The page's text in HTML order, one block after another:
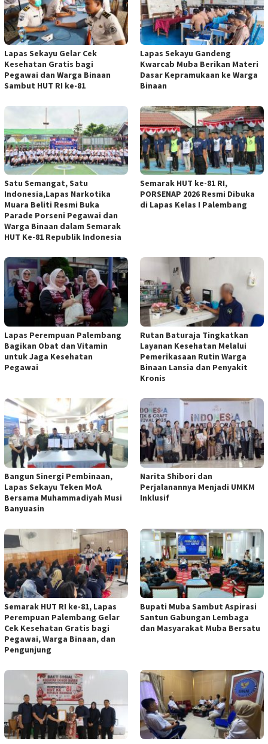
Lapas Sekayu Gelar Cek
Kesehatan Gratis bagi
Pegawai dan Warga Binaan
Sambut HUT RI ke-81
Lapas Sekayu Gandeng
Kwarcab Muba Berikan Materi
Dasar Kepramukaan ke Warga
Binaan
Satu Semangat, Satu
Indonesia,Lapas Narkotika
Muara Beliti Resmi Buka
Parade Porseni Pegawai dan
Warga Binaan dalam Semarak
HUT Ke-81 Republik Indonesia
Semarak HUT ke-81 RI,
PORSENAP 2026 Resmi Dibuka
di Lapas Kelas I Palembang
Lapas Perempuan Palembang
Bagikan Obat dan Vitamin
untuk Jaga Kesehatan
Pegawai
Rutan Baturaja Tingkatkan
Layanan Kesehatan Melalui
Pemerikasaan Rutin Warga
Binaan Lansia dan Penyakit
Kronis
Bangun Sinergi Pembinaan,
Lapas Sekayu Teken MoA
Bersama Muhammadiyah Musi
Banyuasin
Narita Shibori dan
Perjalanannya Menjadi UMKM
Inklusif
Semarak HUT RI ke-81, Lapas
Perempuan Palembang Gelar
Cek Kesehatan Gratis bagi
Pegawai, Warga Binaan, dan
Pengunjung
Bupati Muba Sambut Aspirasi
Santun Gabungan Lembaga
dan Masyarakat Muba Bersatu